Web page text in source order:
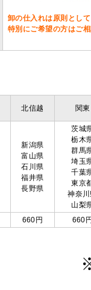
卸の仕入れは原則とし
特別にご希望の方はご
北信越 関東
新潟県
富山県
石川県
福井県
長野県
茨城
栃木
群馬
埼玉
千葉
東京
神奈
山梨
660円 660